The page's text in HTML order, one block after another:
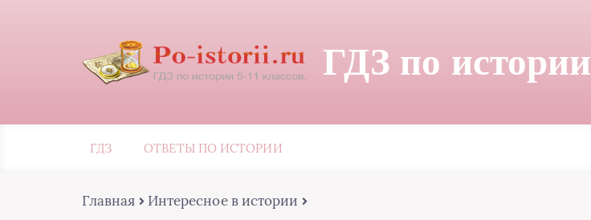
ГДЗ по истории
ГДЗ ОТВЕТЫ ПО ИСТОРИИ
Главная Интересное в истории